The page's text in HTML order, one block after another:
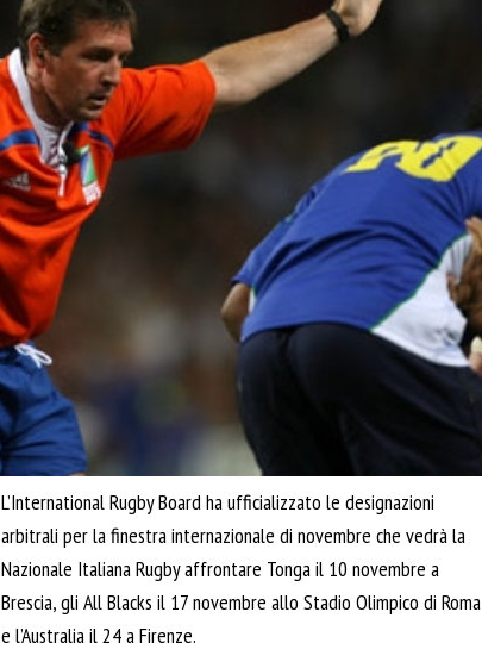
L’International Rugby Board ha ufficializzato le designazioni
arbitrali per la finestra internazionale di novembre che vedrà la
Nazionale Italiana Rugby affrontare Tonga il 10 novembre a
Brescia, gli All Blacks il 17 novembre allo Stadio Olimpico di Roma
e l’Australia il 24 a Firenze.